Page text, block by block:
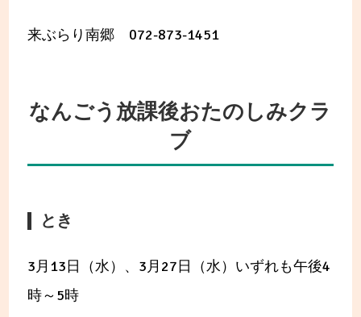
来ぶらり南郷 072-873-1451
なんごう放課後おたのしみクラ
ブ
とき
3月13日（水）、3月27日（水）いずれも午後4
時～5時